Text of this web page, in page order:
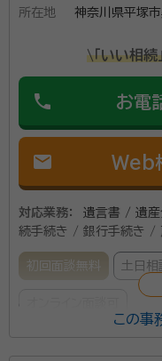
所在地
神奈川県平塚市
\「いい相続
phone お電
mail Web
対応業務：
遺言書 / 遺
続手続き / 銀行手続き /
初回面談無料 土日相
この事